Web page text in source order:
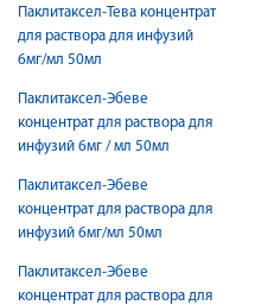
Паклитаксел-Тева концентрат
для раствора для инфузий
6мг/мл 50мл
Паклитаксел-Эбеве
концентрат для раствора для
инфузий 6мг / мл 50мл
Паклитаксел-Эбеве
концентрат для раствора для
инфузий 6мг/мл 50мл
Паклитаксел-Эбеве
концентрат для раствора для